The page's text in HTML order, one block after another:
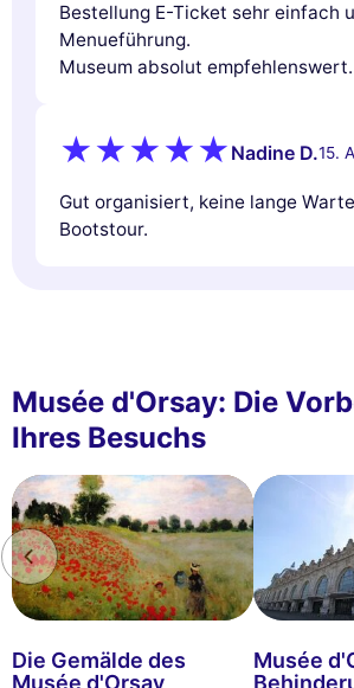
Bestellung E-Ticket sehr einfach
Menueführung.
Museum absolut empfehlenswert.
Nadine D.15.
Gut organisiert, keine lange
Bootstour.
Musée d'Orsay: Die
Ihres Besuchs
Die Gemälde des
Musée